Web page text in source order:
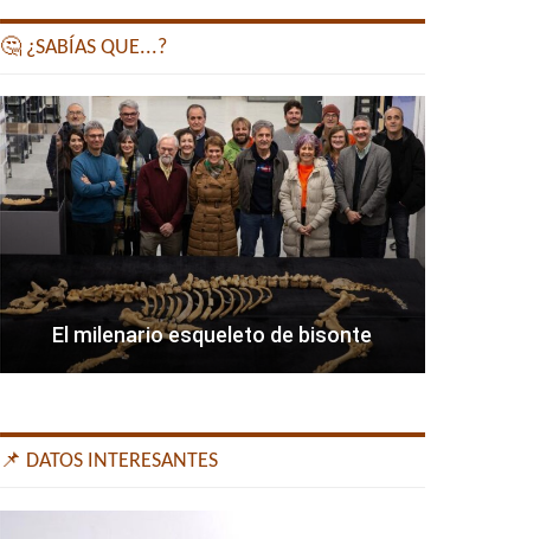
🤔 ¿SABÍAS QUE...?
El milenario esqueleto de bisonte
📌 DATOS INTERESANTES